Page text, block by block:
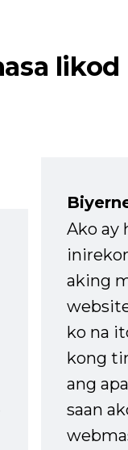
likod
Ako ay
aking
ko na
kong
ang
saan